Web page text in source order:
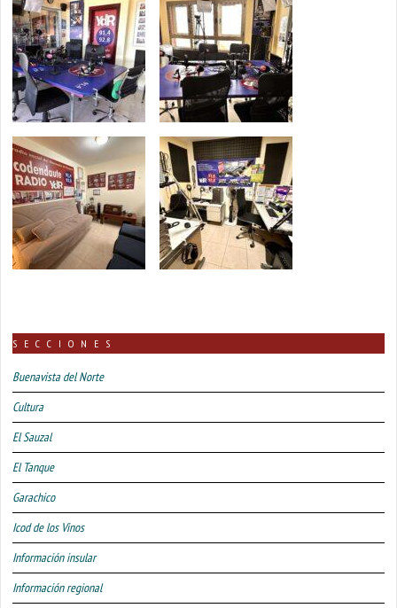
SECCIONES
Buenavista del Norte
Cultura
El Sauzal
El Tanque
Garachico
Icod de los Vinos
Información insular
Información regional